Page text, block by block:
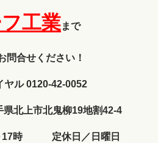
工業まで
問合せください！
ヤル 0120-42-0052
北上市北鬼柳19地割42-4
17時 定休日／日曜日